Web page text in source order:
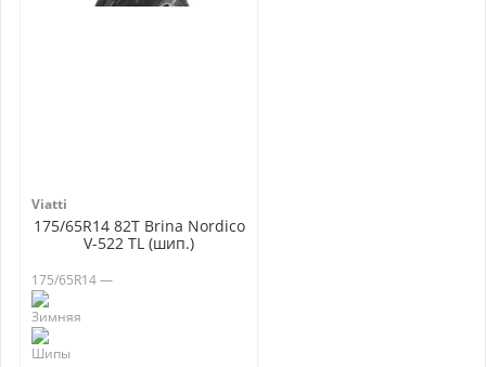
Viatti
175/65R14 82T Brina Nordico
V-522 TL (шип.)
175/65R14 —